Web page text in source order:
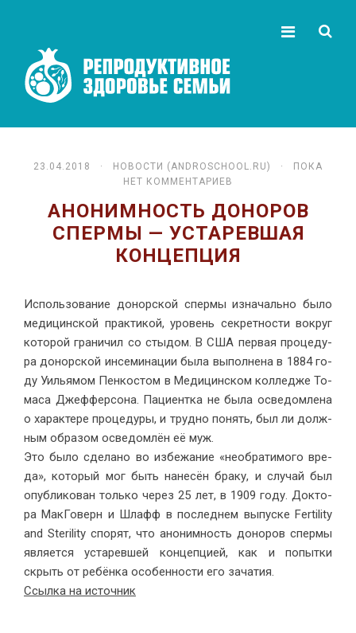
23.04.2018 · НОВОСТИ (ANDROSCHOOL.RU)
· ПОКА
НЕТ КОММЕНТАРИЕВ
АНОНИМНОСТЬ ДОНОРОВ
СПЕРМЫ — УСТАРЕВШАЯ
КОНЦЕПЦИЯ
Ис­поль­зо­ва­ние до­нор­ской спер­мы из­на­чаль­но бы­ло
ме­ди­цин­ской прак­ти­кой, уро­вень сек­рет­но­сти во­круг
ко­то­рой гра­ни­чил со сты­дом. В США пер­вая про­це­ду­
ра до­нор­ской ин­се­ми­на­ции бы­ла вы­пол­не­на в 1884 го­
ду Уи­лья­мом Пен­ко­стом в Ме­ди­цин­ском кол­ле­дже То­
ма­са Джеф­фер­со­на. Па­ци­ент­ка не бы­ла осве­дом­ле­на
о ха­рак­те­ре про­це­ду­ры, и труд­но по­нять, был ли долж­
ным об­ра­зом осве­дом­лён её муж.
Это бы­ло сде­ла­но во из­бе­жа­ние «необ­ра­ти­мо­го вре­
да», ко­то­рый мог быть на­не­сён бра­ку, и слу­чай был
опуб­ли­ко­ван толь­ко через 25 лет, в 1909 го­ду. Док­то­
ра МакГоверн и Шлафф в по­след­нем вы­пус­ке Fertility
and Sterility спо­рят, что ано­ним­ность до­но­ров спер­мы
яв­ля­ет­ся уста­рев­шей кон­цеп­ци­ей, как и по­пыт­ки
скрыть от ре­бён­ка осо­бен­но­сти его за­чатия.
Ссылка на источник